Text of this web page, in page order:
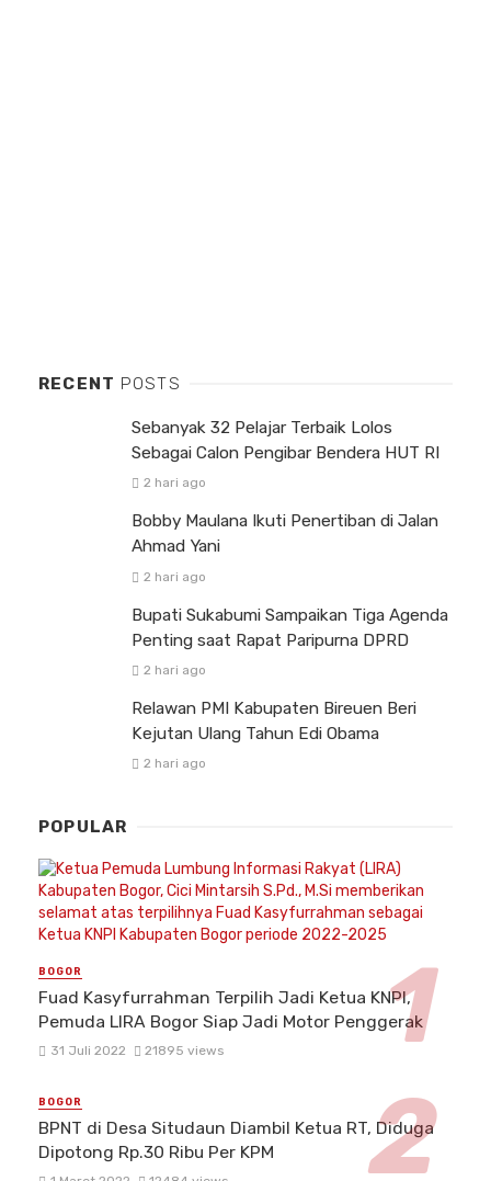
RECENT POSTS
Sebanyak 32 Pelajar Terbaik Lolos
Sebagai Calon Pengibar Bendera HUT RI
2 hari ago
Bobby Maulana Ikuti Penertiban di Jalan
Ahmad Yani
2 hari ago
Bupati Sukabumi Sampaikan Tiga Agenda
Penting saat Rapat Paripurna DPRD
2 hari ago
Relawan PMI Kabupaten Bireuen Beri
Kejutan Ulang Tahun Edi Obama
2 hari ago
POPULAR
BOGOR
Fuad Kasyfurrahman Terpilih Jadi Ketua KNPI,
Pemuda LIRA Bogor Siap Jadi Motor Penggerak
31 Juli 2022 21895 views
BOGOR
BPNT di Desa Situdaun Diambil Ketua RT, Diduga
Dipotong Rp.30 Ribu Per KPM